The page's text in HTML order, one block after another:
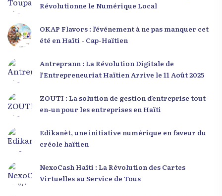
Révolutionne le Numérique Local
OKAP Flavors : l’événement à ne pas manquer cet
été en Haïti - Cap-Haïtien
Antreprann : La Révolution Digitale de
l’Entrepreneuriat Haïtien Arrive le 11 Août 2025
ZOUTI : La solution de gestion d’entreprise tout-
en-un pour les entreprises en Haïti
Edikanèt, une initiative numérique en faveur du
créole haïtien
NexoCash Haïti : La Révolution des Cartes
Virtuelles au Service de Tous